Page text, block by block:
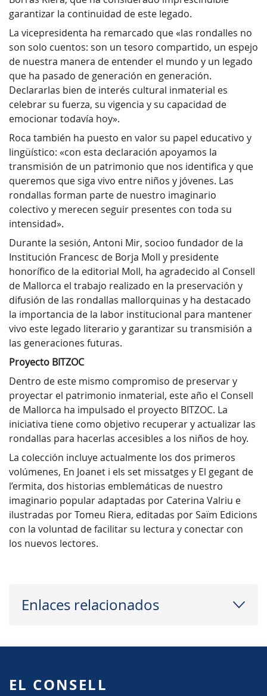
garantizar la continuidad de este legado.
La vicepresidenta ha remarcado que «las rondalles no
son solo cuentos: son un tesoro compartido, un espejo
de nuestra manera de entender el mundo y un legado
que ha pasado de generación en generación.
Declararlas bien de interés cultural inmaterial es
celebrar su fuerza, su vigencia y su capacidad de
emocionar todavía hoy».
Roca también ha puesto en valor su papel educativo y
lingüístico: «con esta declaración apoyamos la
transmisión de un patrimonio que nos identifica y que
queremos que siga vivo entre niños y jóvenes. Las
rondallas forman parte de nuestro imaginario
colectivo y merecen seguir presentes con toda su
intensidad».
Durante la sesión, Antoni Mir, socioo fundador de la
Institución Francesc de Borja Moll y presidente
honorífico de la editorial Moll, ha agradecido al Consell
de Mallorca el trabajo realizado en la preservación y
difusión de las rondallas mallorquinas y ha destacado
la importancia de la labor institucional para mantener
vivo este legado literario y garantizar su transmisión a
las generaciones futuras.
Proyecto BITZOC
Dentro de este mismo compromiso de preservar y
proyectar el patrimonio inmaterial, este año el Consell
de Mallorca ha impulsado el proyecto BITZOC. La
iniciativa tiene como objetivo recuperar y actualizar las
rondallas para hacerlas accesibles a los niños de hoy.
La colección incluye actualmente los dos primeros
volúmenes, En Joanet i els set missatges y El gegant de
l’ermita, dos historias emblemáticas de nuestro
imaginario popular adaptadas por Caterina Valriu e
ilustradas por Tomeu Riera, editadas por Saïm Edicions
con la voluntad de facilitar su lectura y conectar con
los nuevos lectores.
Enlaces relacionados
EL CONSELL